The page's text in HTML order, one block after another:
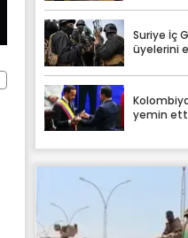
Suriye İç
üyelerini
yemin